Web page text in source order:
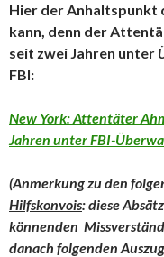
Hier der Anhaltspunkt
kann, denn der
seit zwei Jahren unter
FBI:
New York: Attentäter
Jahren unter FBI-
(Anmerkung zu den
Hilfskonvois: diese
könnenden
danach folgenden